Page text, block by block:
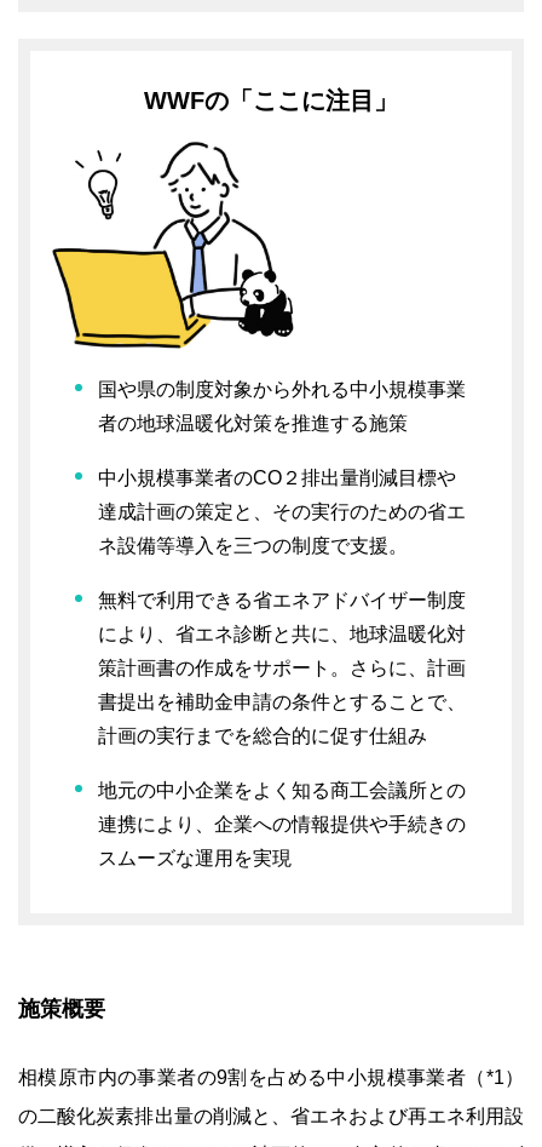
WWFの「ここに注目」
国や県の制度対象から外れる中小規模事業
者の地球温暖化対策を推進する施策
中小規模事業者のCO２排出量削減目標や
達成計画の策定と、その実行のための省エ
ネ設備等導入を三つの制度で支援。
無料で利用できる省エネアドバイザー制度
により、省エネ診断と共に、地球温暖化対
策計画書の作成をサポート。さらに、計画
書提出を補助金申請の条件とすることで、
計画の実行までを総合的に促す仕組み
地元の中小企業をよく知る商工会議所との
連携により、企業への情報提供や手続きの
スムーズな運用を実現
施策概要
相模原市内の事業者の9割を占める中小規模事業者（*1）
の二酸化炭素排出量の削減と、省エネおよび再エネ利用設